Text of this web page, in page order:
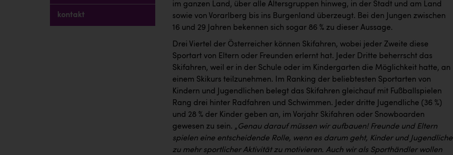
kontakt
im ganzen Land, über alle Altersgruppen hinweg, in der Stadt und am Land
sowie von Vorarlberg bis ins Burgenland überzeugt. Bei den Jungen zwischen
16 und 29 Jahren bekennen sich sogar 86 % zu dieser Aussage.
Drei Viertel der Österreicher können Skifahren, wobei jeder Zweite diese
Sportart von Eltern oder Freunden erlernt hat. Jeder Dritte beherrscht das
Skifahren, weil er in der Schule oder im Kindergarten die Möglichkeit hatte, an
einem Skikurs teilzunehmen. Im Ranking der beliebtesten Sportarten von
Kindern und Jugendlichen belegt das Skifahren gleichauf mit Fußballspielen
Rang drei hinter Radfahren und Schwimmen. Jeder dritte Jugendliche (36 %)
und 28 % der Kinder geben an, im Vorjahr Skifahren oder Snowboarden
gewesen zu sein. „Genau darauf müssen wir aufbauen! Freunde und Eltern
spielen eine entscheidende Rolle, wenn es darum geht, Kinder und Jugendliche
zu mehr sportlicher Aktivität zu motivieren. Auch wir als Sporthändler wollen